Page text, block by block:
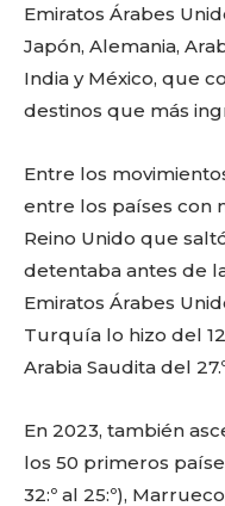
Emiratos Árabes
Japón, Alemania,
India y México, que
destinos que más
Entre los
entre los países con
Reino Unido que
detentaba antes de
Emiratos Árabes
Turquía lo hizo del
Arabia Saudita del 27.º
En 2023, también
los 50 primeros
32:º al 25:º),